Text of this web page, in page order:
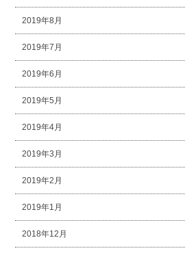
2019年8月
2019年7月
2019年6月
2019年5月
2019年4月
2019年3月
2019年2月
2019年1月
2018年12月